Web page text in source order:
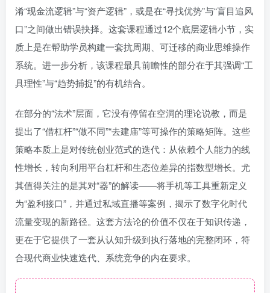
淆“现金流逻辑”与“资产逻辑”，或是在“寻找优势”与“盲目追风
口”之间做出错误抉择。这套课程通过12个底层逻辑小节，实
质上是在帮助学员构建一套抗周期、可迁移的商业思维操作
系统。进一步分析，该课程最具前瞻性的部分在于其强调“工
具理性”与“趋势捕捉”的有机结合。
在部分的“法术”层面，它没有停留在空洞的理论说教，而是
提出了“借杠杆”“做不同”“去建庙”等可操作的策略矩阵。这些
策略本质上是对传统创业范式的迭代：从依赖个人能力的线
性增长，转向利用平台杠杆和生态位差异的指数型增长。尤
其值得关注的是其对“器”的解读——将手机等工具重新定义
为“盈利接口”，并通过私域直播等案例，揭示了数字化时代
流量变现的新路径。这套方法论的价值不仅在于知识传递，
更在于它提供了一套从认知升级到执行落地的完整闭环，符
合现代商业快速迭代、系统竞争的内在要求。